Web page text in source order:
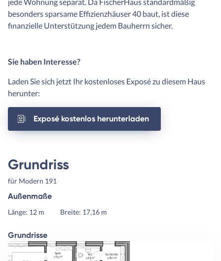
jede Wohnung separat. Da FischerHaus standardmäßig
besonders sparsame Effizienzhäuser 40 baut, ist diese
finanzielle Unterstützung jedem Bauherrn sicher.
Sie haben Interesse?
Laden Sie sich jetzt Ihr kostenloses Exposé zu diesem Haus
herunter:
Exposé kostenlos herunterladen
Grundriss
für Modern 191
Außenmaße
Länge: 12 m Breite: 17,16 m
Grundrisse